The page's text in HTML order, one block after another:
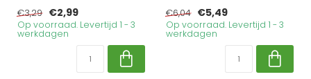
€3,29 €2,99
Op voorraad. Levertijd 1 - 3
werkdagen
€6,04 €5,49
Op voorraad. Levertijd 1 - 3
werkdagen